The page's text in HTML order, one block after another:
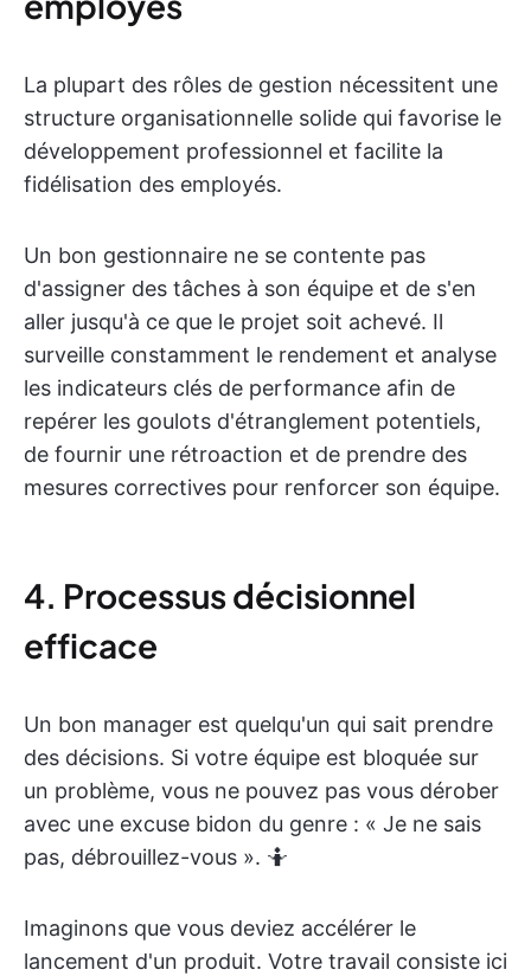
La plupart des rôles de gestion nécessitent une
structure organisationnelle solide qui favorise le
développement professionnel et facilite la
fidélisation des employés.
Un bon gestionnaire ne se contente pas
d'assigner des tâches à son équipe et de s'en
aller jusqu'à ce que le projet soit achevé. Il
surveille constamment le rendement et analyse
les indicateurs clés de performance afin de
repérer les goulots d'étranglement potentiels,
de fournir une rétroaction et de prendre des
mesures correctives pour renforcer son équipe.
4. Processus décisionnel
efficace
Un bon manager est quelqu'un qui sait prendre
des décisions. Si votre équipe est bloquée sur
un problème, vous ne pouvez pas vous dérober
avec une excuse bidon du genre : « Je ne sais
pas, débrouillez-vous ». 🤷
Imaginons que vous deviez accélérer le
lancement d'un produit. Votre travail consiste ici